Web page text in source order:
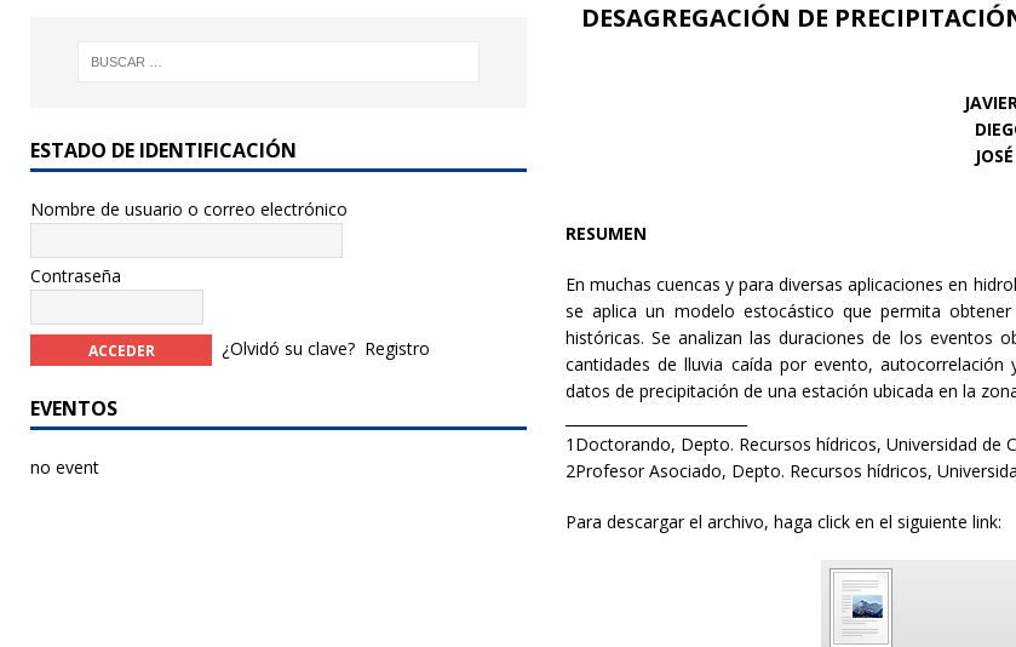
DESAGREGACIÓN DE
RESUMEN
En muchas cuencas y para diversas aplicaciones en
se aplica un modelo estocástico que permita
históricas. Se analizan las duraciones de los eventos
cantidades de lluvia caída por evento,
datos de precipitación de una estación ubicada en la
1Doctorando, Depto. Recursos hídricos, Universidad de
2Profesor Asociado, Depto. Recursos hídricos,
Para descargar el archivo, haga click en el siguiente link:
ESTADO DE IDENTIFICACIÓN
Nombre de usuario o correo electrónico
Contraseña
¿Olvidó su clave? Registro
EVENTOS
no event